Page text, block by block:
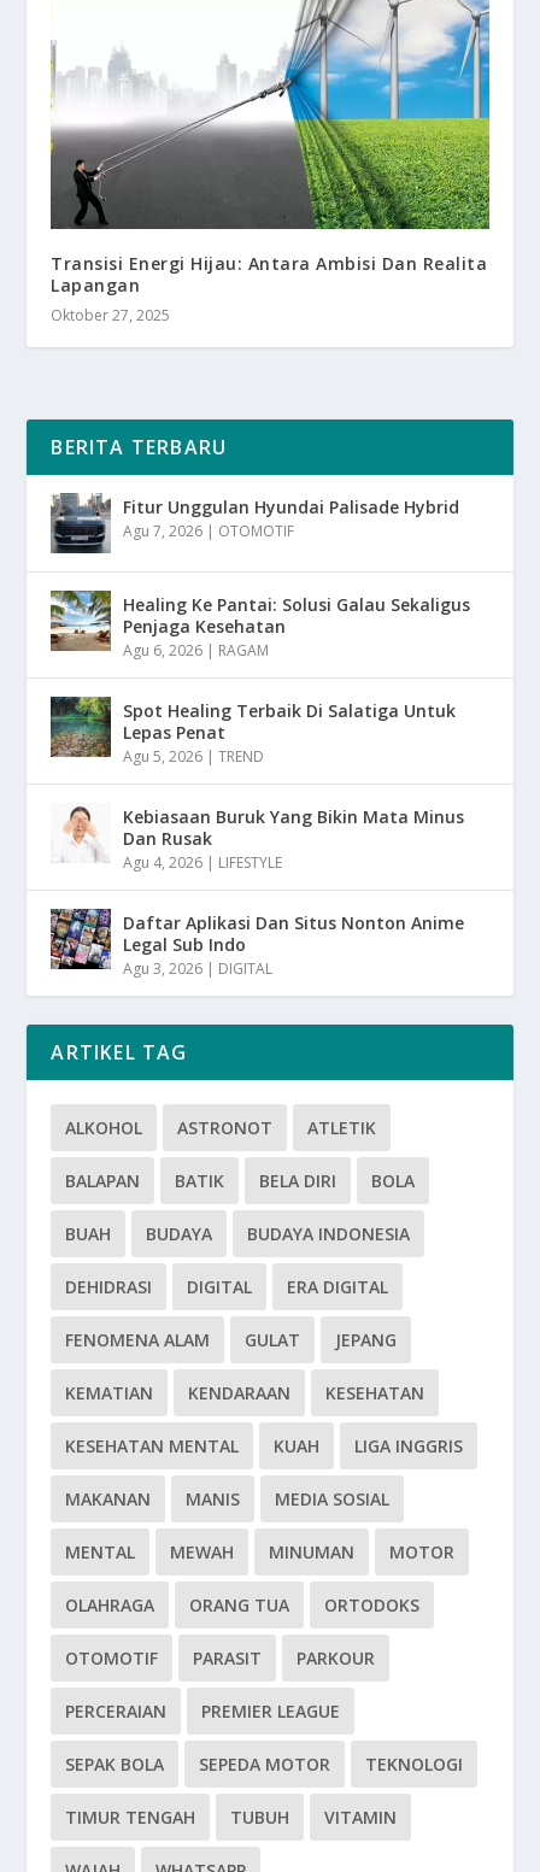
Transisi Energi Hijau: Antara Ambisi Dan Realita
Lapangan
Oktober 27, 2025
BERITA TERBARU
Fitur Unggulan Hyundai Palisade Hybrid
Agu 7, 2026 | OTOMOTIF
Healing Ke Pantai: Solusi Galau Sekaligus
Penjaga Kesehatan
Agu 6, 2026 | RAGAM
Spot Healing Terbaik Di Salatiga Untuk
Lepas Penat
Agu 5, 2026 |TREND
Kebiasaan Buruk Yang Bikin Mata Minus
Dan Rusak
Agu 4, 2026 | LIFESTYLE
Daftar Aplikasi Dan Situs Nonton Anime
Legal Sub Indo
Agu 3, 2026 | DIGITAL
ARTIKEL TAG
ALKOHOL ASTRONOT ATLETIK
BALAPAN BATIK BELA DIRI BOLA
BUAH BUDAYA BUDAYA INDONESIA
DEHIDRASI DIGITAL ERA DIGITAL
FENOMENA ALAM GULAT JEPANG
KEMATIAN KENDARAAN KESEHATAN
KESEHATAN MENTAL KUAH LIGA INGGRIS
MAKANAN MANIS MEDIA SOSIAL
MENTAL MEWAH MINUMAN MOTOR
OLAHRAGA ORANG TUA ORTODOKS
OTOMOTIF PARASIT PARKOUR
PERCERAIAN PREMIER LEAGUE
SEPAK BOLA SEPEDA MOTOR TEKNOLOGI
TIMUR TENGAH TUBUH VITAMIN